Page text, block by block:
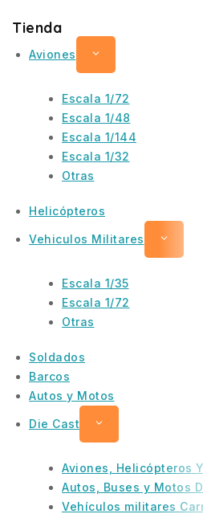
Tienda
Aviones
Escala 1/72
Escala 1/48
Escala 1/144
Escala 1/32
Otras
Helicópteros
Vehiculos Militares
Escala 1/35
Escala 1/72
Otras
Soldados
Barcos
Autos y Motos
Die Cast
Aviones, Helicópteros
Autos, Buses y Motos
Vehículos militares